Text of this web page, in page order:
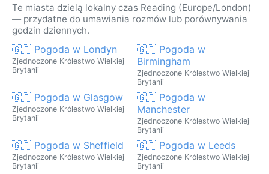
Te miasta dzielą lokalny czas Reading (Europe/London)
— przydatne do umawiania rozmów lub porównywania
godzin dziennych.
🇬🇧 Pogoda w Londyn
Zjednoczone Królestwo Wielkiej
Brytanii
🇬🇧 Pogoda w
Birmingham
Zjednoczone Królestwo Wielkiej
Brytanii
🇬🇧 Pogoda w Glasgow
Zjednoczone Królestwo Wielkiej
Brytanii
🇬🇧 Pogoda w
Manchester
Zjednoczone Królestwo Wielkiej
Brytanii
🇬🇧 Pogoda w Sheffield
Zjednoczone Królestwo Wielkiej
Brytanii
🇬🇧 Pogoda w Leeds
Zjednoczone Królestwo Wielkiej
Brytanii